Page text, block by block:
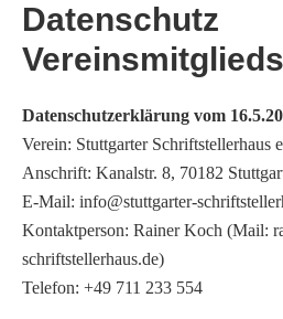
Datenschutz
Datenschutzerklärung vom
Verein: Stuttgarter Schriftstellerhaus
Anschrift: Kanalstr. 8, 70182
E-Mail: info@stuttgarter-
Kontaktperson: Rainer Koch (Mail:
schriftstellerhaus.de)
Telefon: +49 711 233 554